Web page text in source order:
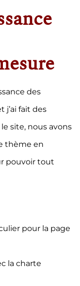
des
j’ai fait des
site, nous avons
thème en
pouvoir tout
pour la page
la charte